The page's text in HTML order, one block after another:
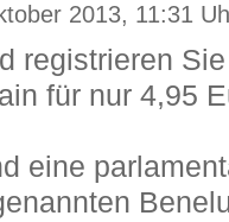
2013, 11:31
registrieren
für nur 4,95
eine